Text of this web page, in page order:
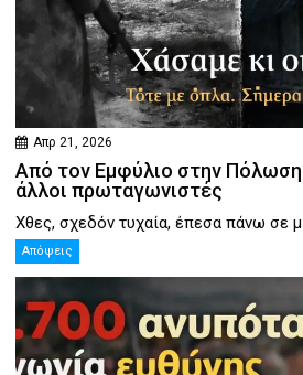
Απρ 21, 2026
Από τον Εμφύλιο στην
άλλοι πρωταγωνιστές
Χθες, σχεδόν τυχαία, έπεσα πάνω σε
Απόψεις